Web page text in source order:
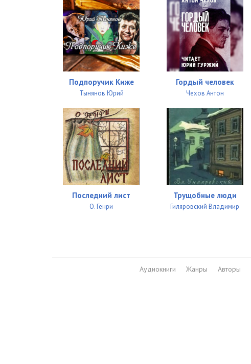
Подпоручик Киже
Тынянов Юрий
Гордый человек
Чехов Антон
Последний лист
О. Генри
Трущобные люди
Гиляровский Владимир
Аудиокниги Жанры Авторы